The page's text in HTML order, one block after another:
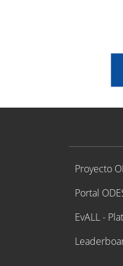
Proyecto
Proyecto
Portal
EvALL -